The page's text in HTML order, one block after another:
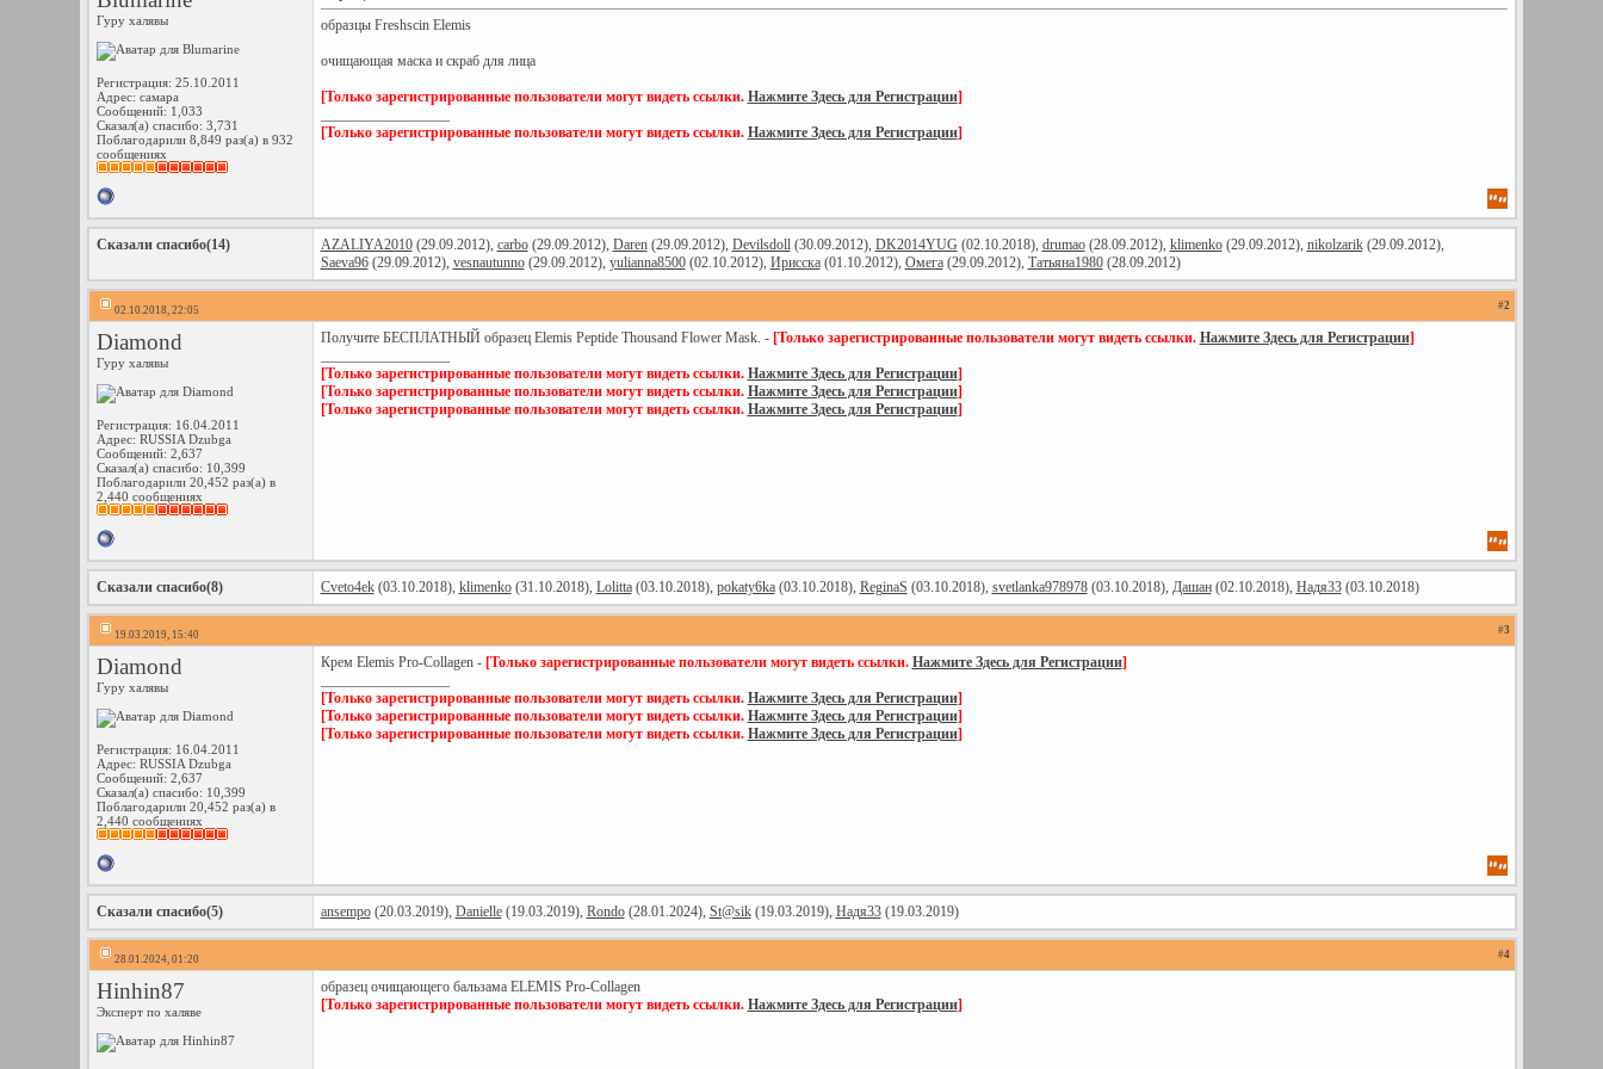
Гуру халявы
Регистрация: 25.10.2011
Адрес: самара
Сообщений: 1,033
Сказал(а) спасибо: 3,731
Поблагодарили 8,849 раз(а) в 932
сообщениях
образцы Freshscin Elemis
очищающая маска и скраб для лица
[Только зарегистрированные пользователи могут видеть ссылки. Нажмите Здесь для Регистрации]
[Только зарегистрированные пользователи могут видеть ссылки. Нажмите Здесь для Регистрации]
Сказали спасибо(14) AZALIYA2010(29.09.2012), carbo(29.09.2012), Daren(29.09.2012), Devilsdoll(30.09.2012), DK2014YUG (02.10.2018), drumao(28.09.2012), klimenko(29.09.2012), nikolzarik(29.09.2012),
Saeva96(29.09.2012), vesnautunno(29.09.2012), yulianna8500(02.10.2012), Ирисска(01.10.2012), Омега(29.09.2012), Татьяна1980(28.09.2012)
02.10.2018, 22:05 #2
Diamond
Гуру халявы
Регистрация: 16.04.2011
Адрес: RUSSIA Dzubga
Сообщений: 2,637
Сказал(а) спасибо: 10,399
Поблагодарили 20,452 раз(а) в
2,440 сообщениях
Получите БЕСПЛАТНЫЙ образец Elemis Peptide Thousand Flower Mask. - [Только зарегистрированные пользователи могут видеть ссылки. Нажмите Здесь для Регистрации]
[Только зарегистрированные пользователи могут видеть ссылки. Нажмите Здесь для Регистрации]
[Только зарегистрированные пользователи могут видеть ссылки. Нажмите Здесь для Регистрации]
[Только зарегистрированные пользователи могут видеть ссылки. Нажмите Здесь для Регистрации]
Сказали спасибо(8) Cveto4ek(03.10.2018), klimenko(31.10.2018), Lolitta(03.10.2018), pokaty6ka(03.10.2018), ReginaS (03.10.2018), svetlanka978978(03.10.2018), Дашан(02.10.2018), Надя33(03.10.2018)
19.03.2019, 15:40 #3
Diamond
Гуру халявы
Регистрация: 16.04.2011
Адрес: RUSSIA Dzubga
Сообщений: 2,637
Сказал(а) спасибо: 10,399
Поблагодарили 20,452 раз(а) в
2,440 сообщениях
Крем Elemis Pro-Collagen - [Только зарегистрированные пользователи могут видеть ссылки. Нажмите Здесь для Регистрации]
[Только зарегистрированные пользователи могут видеть ссылки. Нажмите Здесь для Регистрации]
[Только зарегистрированные пользователи могут видеть ссылки. Нажмите Здесь для Регистрации]
[Только зарегистрированные пользователи могут видеть ссылки. Нажмите Здесь для Регистрации]
Сказали спасибо(5) ansempo(20.03.2019), Danielle(19.03.2019), Rondo(28.01.2024), St@sik(19.03.2019), Надя33(19.03.2019)
28.01.2024, 01:20 #4
Hinhin87
Эксперт по халяве
образец очищающего бальзама ELEMIS Pro-Collagen
[Только зарегистрированные пользователи могут видеть ссылки. Нажмите Здесь для Регистрации]